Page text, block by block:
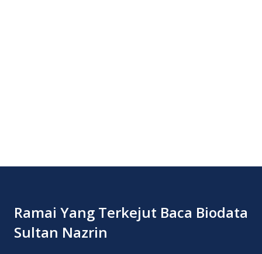
Ramai Yang Terkejut Baca Biodata
Sultan Nazrin